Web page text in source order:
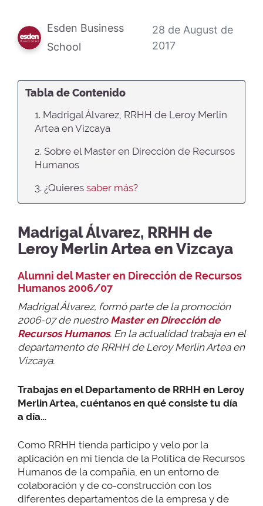
Esden Business
School
28 de August de
2017
Tabla de Contenido
1. Madrigal Álvarez, RRHH de Leroy Merlin
Artea en Vizcaya
2. Sobre el Master en Dirección de Recursos
Humanos
3. ¿Quieres saber más?
Madrigal Álvarez, RRHH de
Leroy Merlin Artea en Vizcaya
Alumni del Master en Dirección de Recursos
Humanos 2006/07
Madrigal Álvarez, formó parte de la promoción
2006-07 de nuestro Master en Dirección de
Recursos Humanos. En la actualidad trabaja en el
departamento de RRHH de Leroy Merlin Artea en
Vizcaya.
Trabajas en el Departamento de RRHH en Leroy
Merlin Artea, cuéntanos en qué consiste tu día
a día…
Como RRHH tienda participo y velo por la
aplicación en mi tienda de la Política de Recursos
Humanos de la compañía, en un entorno de
colaboración y de co-construcción con los
diferentes departamentos de la empresa y de